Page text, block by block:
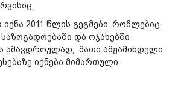
2011 წლის გეგმები, რომლებიც
და ოჯახებში
ამავდროულად, მათი ამჟამინდელი
იქნება მიმართული.